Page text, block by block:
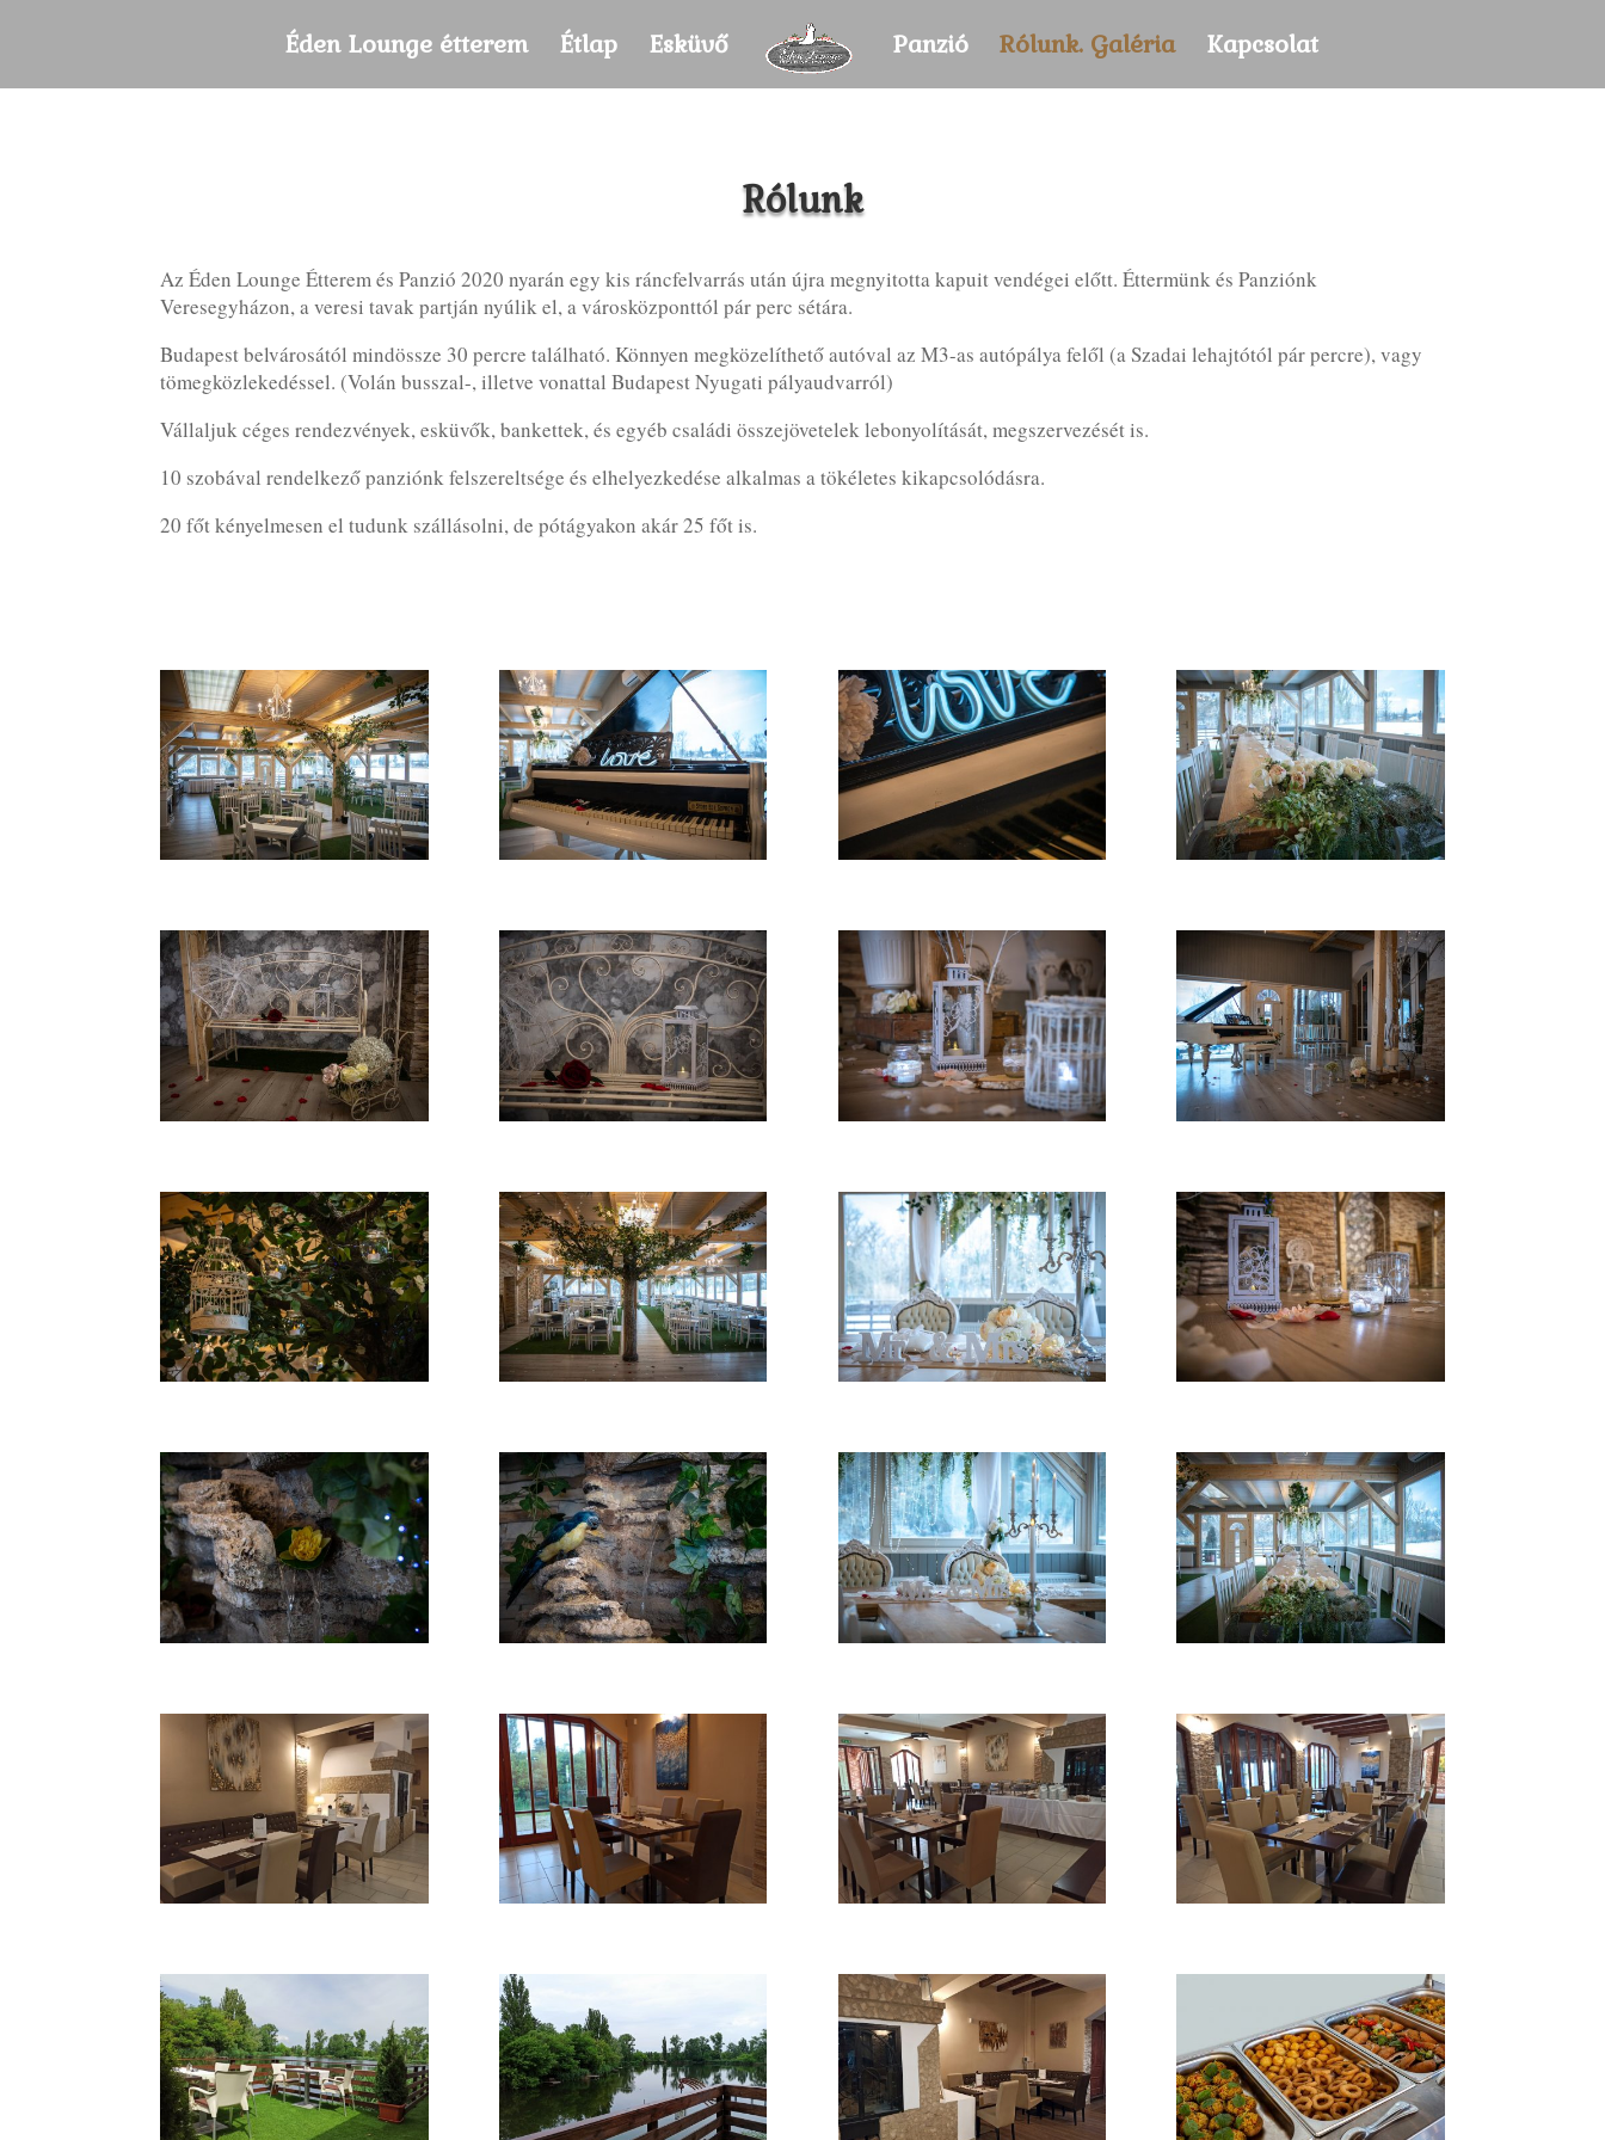
Éden Lounge étterem Étlap Esküvő Panzió Rólunk. Galéria Kapcsolat
Rólunk
Az Éden Lounge Étterem és Panzió 2020 nyarán egy kis ráncfelvarrás után újra megnyitotta kapuit vendégei előtt. Éttermünk és Panziónk
Veresegyházon, a veresi tavak partján nyúlik el, a városközponttól pár perc sétára.
Budapest belvárosától mindössze 30 percre található. Könnyen megközelíthető autóval az M3-as autópálya felől (a Szadai lehajtótól pár percre), vagy
tömegközlekedéssel. (Volán busszal-, illetve vonattal Budapest Nyugati pályaudvarról)
Vállaljuk céges rendezvények, esküvők, bankettek, és egyéb családi összejövetelek lebonyolítását, megszervezését is.
10 szobával rendelkező panziónk felszereltsége és elhelyezkedése alkalmas a tökéletes kikapcsolódásra.
20 főt kényelmesen el tudunk szállásolni, de pótágyakon akár 25 főt is.